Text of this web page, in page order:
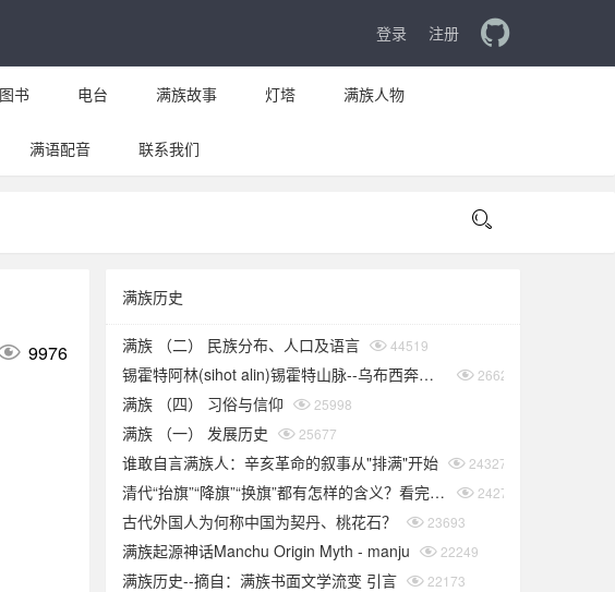
登录 注册
图书 电台 满族故事 灯塔 满族人物
满语配音 联系我们

9976
满族历史
满族 （二） 民族分布、人口及语言 44519
锡霍特阿林(sihot alin)锡霍特山脉--乌布西奔妈妈 26621
满族 （四） 习俗与信仰 25998
满族 （一） 发展历史 25677
谁敢自言满族人：辛亥革命的叙事从"排满"开始 24327
清代“抬旗”“降旗”“换旗”都有怎样的含义？看完你就知道了 24275
古代外国人为何称中国为契丹、桃花石？ 23693
满族起源神话Manchu Origin Myth - manju 22249
满族历史--摘自：满族书面文学流变 引言 22173